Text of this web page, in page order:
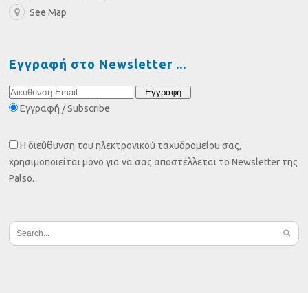
See Map
Εγγραφή στο Newsletter
Εγγραφή / Subscribe
Η διεύθυνση του ηλεκτρονικού ταχυδρομείου σας,
χρησιμοποιείται μόνο για να σας αποστέλλεται το Newsletter της
Palso.